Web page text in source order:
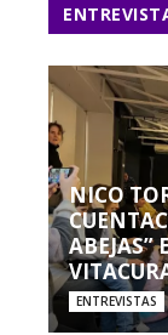
NICO
ABEJAS”
ENTREVISTAS